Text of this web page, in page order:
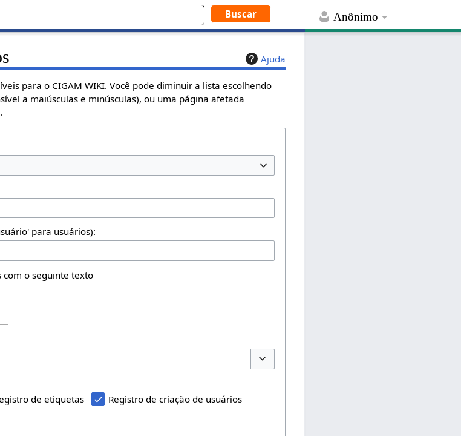
Anônimo
Ajuda
para o CIGAM WIKI. Você pode diminuir a lista escolhendo
a maiúsculas e minúsculas), ou uma página afetada
para usuários):
com o seguinte texto
de etiquetas Registro de criação de usuários